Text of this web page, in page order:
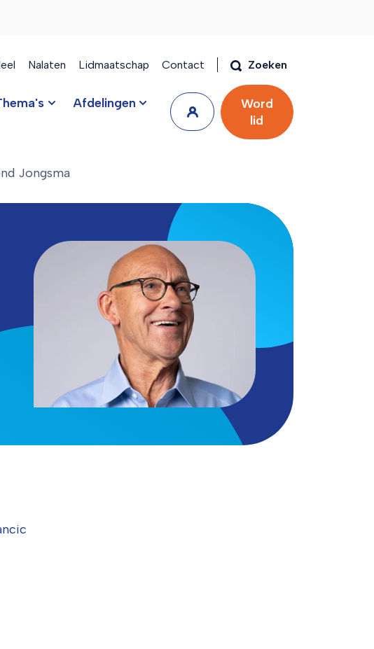
Nalaten Lidmaatschap Contact Zoeken
Afdelingen
Word
lid
Jongsma